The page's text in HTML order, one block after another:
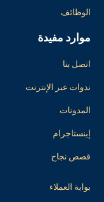
الوظائف
موارد مفيدة
اتصل بنا
ندوات عبر الإنترنت
المدونات
إينستاجرام
قصص نجاح
بوابة العملاء